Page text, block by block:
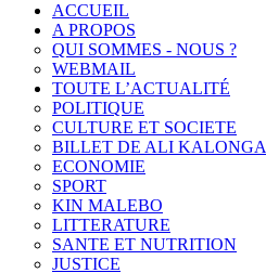
ACCUEIL
A PROPOS
QUI SOMMES - NOUS ?
WEBMAIL
TOUTE L’ACTUALITÉ
POLITIQUE
CULTURE ET SOCIETE
BILLET DE ALI KALONGA
ECONOMIE
SPORT
KIN MALEBO
LITTERATURE
SANTE ET NUTRITION
JUSTICE